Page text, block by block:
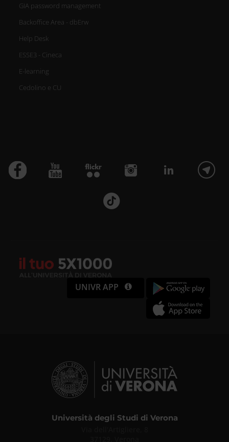
GIA password management
Backoffice Area - dbErw
Help Desk
ESSE3 - Cineca
E-learning
Cedolino e CU
UNIVR APP
Università degli Studi di Verona